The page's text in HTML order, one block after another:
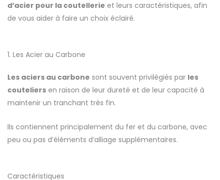
d’acier pour la coutellerie et leurs caractéristiques, afin
de vous aider à faire un choix éclairé.
1. Les Acier au Carbone
Les aciers au carbone sont souvent privilégiés par les
couteliers en raison de leur dureté et de leur capacité à
maintenir un tranchant très fin.
Ils contiennent principalement du fer et du carbone, avec
peu ou pas d’éléments d’alliage supplémentaires.
Caractéristiques